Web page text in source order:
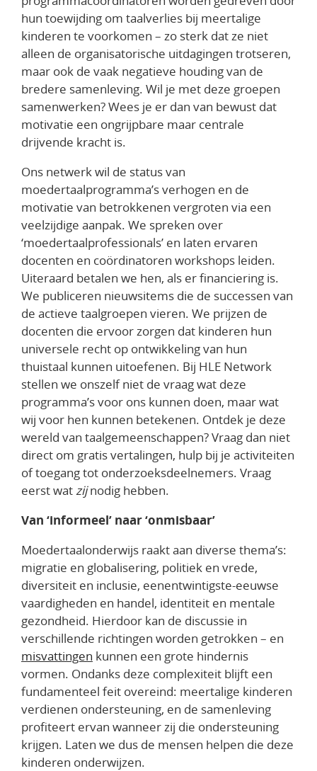
hun toewijding om taalverlies bij meertalige
kinderen te voorkomen – zo sterk dat ze niet
alleen de organisatorische uitdagingen trotseren,
maar ook de vaak negatieve houding van de
bredere samenleving. Wil je met deze groepen
samenwerken? Wees je er dan van bewust dat
motivatie een ongrijpbare maar centrale
drijvende kracht is.
Ons netwerk wil de status van
moedertaalprogramma’s verhogen en de
motivatie van betrokkenen vergroten via een
veelzijdige aanpak. We spreken over
‘moedertaalprofessionals’ en laten ervaren
docenten en coördinatoren workshops leiden.
Uiteraard betalen we hen, als er financiering is.
We publiceren nieuwsitems die de successen van
de actieve taalgroepen vieren. We prijzen de
docenten die ervoor zorgen dat kinderen hun
universele recht op ontwikkeling van hun
thuistaal kunnen uitoefenen. Bij HLE Network
stellen we onszelf niet de vraag wat deze
programma’s voor ons kunnen doen, maar wat
wij voor hen kunnen betekenen. Ontdek je deze
wereld van taalgemeenschappen? Vraag dan niet
direct om gratis vertalingen, hulp bij je activiteiten
of toegang tot onderzoeksdeelnemers. Vraag
eerst watzijnodig hebben.
Van ‘informeel’ naar ‘onmisbaar’
Moedertaalonderwijs raakt aan diverse thema’s:
migratie en globalisering, politiek en vrede,
diversiteit en inclusie, eenentwintigste-eeuwse
vaardigheden en handel, identiteit en mentale
gezondheid. Hierdoor kan de discussie in
verschillende richtingen worden getrokken – en
misvattingen kunnen een grote hindernis
vormen. Ondanks deze complexiteit blijft een
fundamenteel feit overeind: meertalige kinderen
verdienen ondersteuning, en de samenleving
profiteert ervan wanneer zij die ondersteuning
krijgen. Laten we dus de mensen helpen die deze
kinderen onderwijzen.